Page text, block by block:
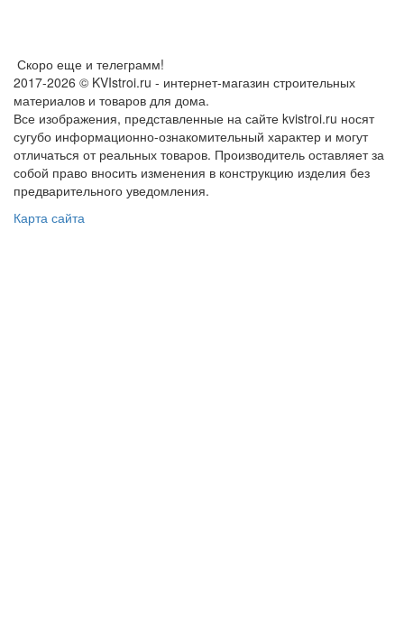
Скоро еще и телеграмм!
2017-2026 © KVIstroi.ru - интернет-магазин строительных
материалов и товаров для дома.
Все изображения, представленные на сайте kvistroi.ru носят
сугубо информационно-ознакомительный характер и могут
отличаться от реальных товаров. Производитель оставляет за
собой право вносить изменения в конструкцию изделия без
предварительного уведомления.
Карта сайта